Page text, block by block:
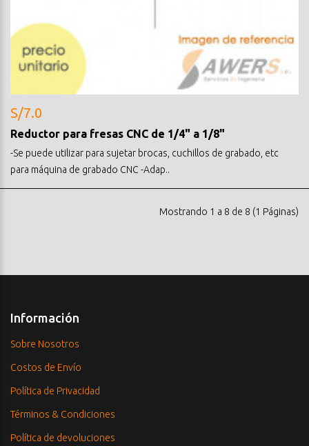
S/7.0
Reductor para fresas CNC de 1/4" a 1/8"
-Se puede utilizar para sujetar brocas, cuchillos de grabado, etc
para máquina de grabado CNC -Adap..
Mostrando 1 a 8 de 8 (1 Páginas)
Información
Sobre Nosotros
Costos de Envío
Política de Privacidad
Términos & Condiciones
Política de devoluciones